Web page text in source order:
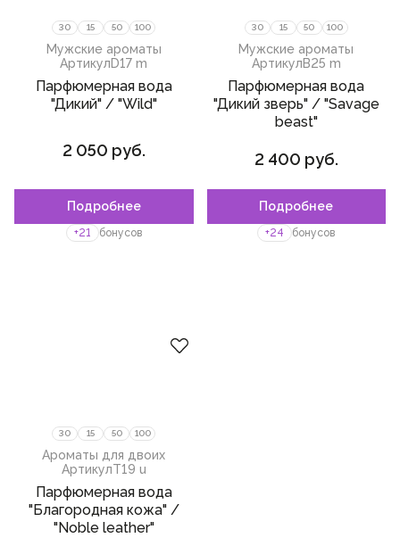
30 15 50 100
Мужские ароматы
АртикулD17 m
Парфюмерная вода
"Дикий" / "Wild"
2 050 руб.
Подробнее
+21 бонусов
30 15 50 100
Мужские ароматы
АртикулB25 m
Парфюмерная вода
"Дикий зверь" / "Savage
beast"
2 400 руб.
Подробнее
+24 бонусов
Пожалуйста,войдите
зарегистрируйтесь,
чтобы добавить товар в
30 15 50 100
Ароматы для двоих
АртикулT19 u
Парфюмерная вода
"Благородная кожа" /
"Noble leather"